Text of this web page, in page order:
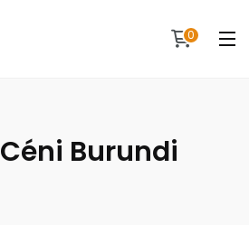
0
Céni Burundi